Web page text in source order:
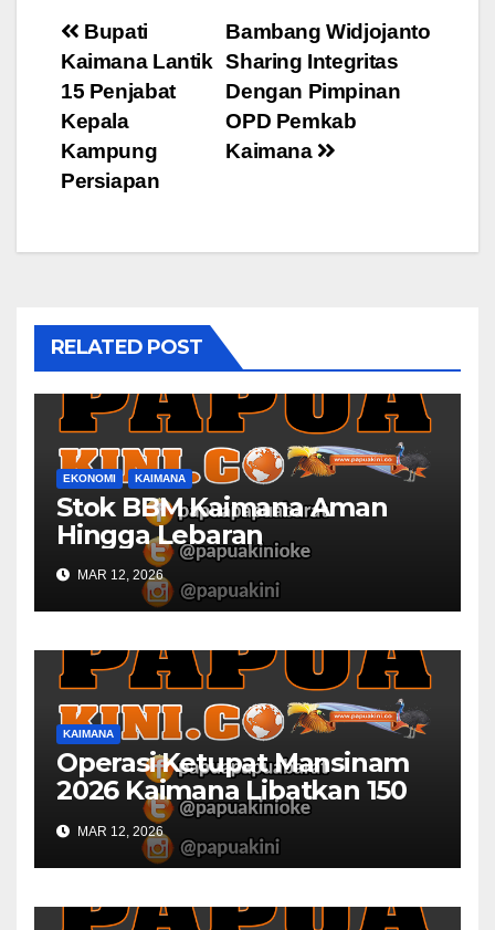
Post
navigation
Bambang Widjojanto
Sharing Integritas
Dengan Pimpinan
OPD Pemkab
Kaimana
Bupati
Kaimana Lantik
15 Penjabat
Kepala
Kampung
Persiapan
RELATED POST
EKONOMI KAIMANA
Stok BBM Kaimana Aman
Hingga Lebaran
MAR 12, 2026
KAIMANA
Operasi Ketupat Mansinam
2026 Kaimana Libatkan 150
Personil Gabungan
MAR 12, 2026